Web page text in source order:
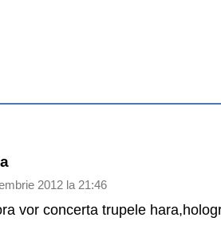
2012 la 21:46
vor concerta trupele